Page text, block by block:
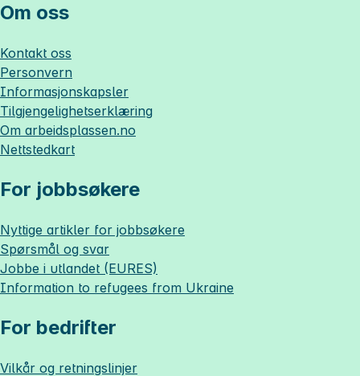
Om oss
Kontakt oss
Personvern
Informasjonskapsler
Tilgjengelighetserklæring
Om arbeidsplassen.no
Nettstedkart
For jobbsøkere
Nyttige artikler for jobbsøkere
Spørsmål og svar
Jobbe i utlandet (EURES)
Information to refugees from Ukraine
For bedrifter
Vilkår og retningslinjer